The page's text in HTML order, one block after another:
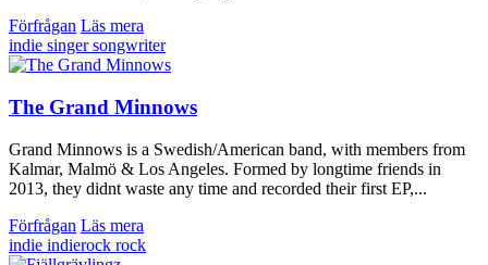
Förfrågan Läs mera
indie singer songwriter
The Grand Minnows
Grand Minnows is a Swedish/American band, with members from
Kalmar, Malmö & Los Angeles. Formed by longtime friends in
2013, they didnt waste any time and recorded their first EP,...
Förfrågan Läs mera
indie indierock rock